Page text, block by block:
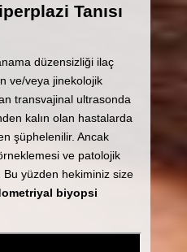
Tanısı
düzensizliği ilaç
ve/veya jinekolojik
transvajinal ultrasonda
kalın olan hastalarda
şüphelenilir. Ancak
ve patolojik
Bu yüzden hekiminiz size
biyopsi